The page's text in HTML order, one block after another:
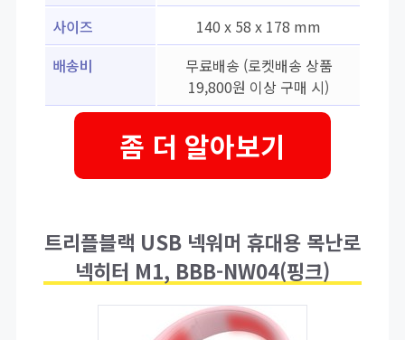
사이즈
140 x 58 x 178 mm
배송비
무료배송 (로켓배송 상품
19,800원 이상 구매 시)
좀 더 알아보기
트리플블랙 USB 넥워머 휴대용 목난로
넥히터 M1, BBB-NW04(핑크)